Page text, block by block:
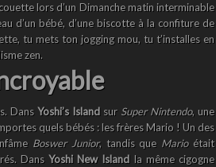
lors d’un Dimanche matin interminable
d’un bébé, d’une biscotte à la confiture de
tu mets ton jogging mou, tu t’installes en
zen.
Dans Yoshi’s Islandsur Super Nintendo, une
quels bébés : les frères Mario ! Un des
Boswer Junior, tandis que Marioétait
Dans Yoshi New Island la même cigogne